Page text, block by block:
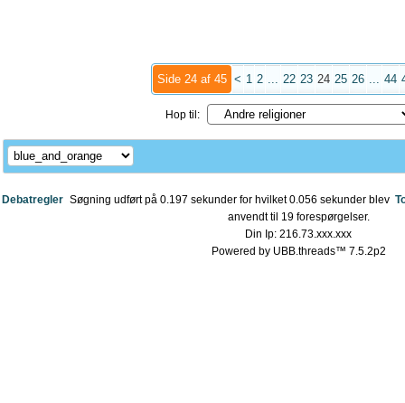
Side 24 af 45 < 1 2 ... 22 23 24 25 26 ... 44
Hop til:
Debatregler Søgning udført på 0.197 sekunder for hvilket 0.056 sekunder blev
anvendt til 19 forespørgelser.
Din Ip: 216.73.xxx.xxx
Powered by UBB.threads™ 7.5.2p2